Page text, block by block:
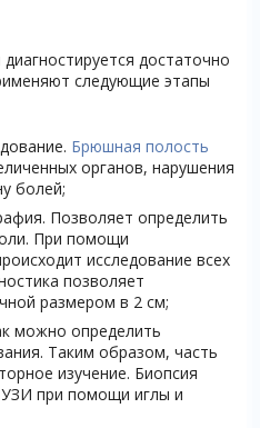
достаточно
следующие этапы
Брюшная полость
органов, нарушения
болей;
Позволяет определить
При помощи
исследование всех
позволяет
размером в 2 см;
можно определить
Таким образом, часть
изучение. Биопсия
при помощи иглы и